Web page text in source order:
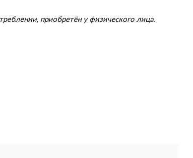
приобретён у физического лица.